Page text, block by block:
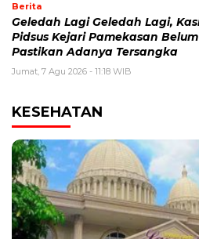
Berita
Geledah Lagi Geledah Lagi,
Pidsus Kejari Pamekasan Belum
Pastikan Adanya Tersangka
Jumat, 7 Agu 2026 - 11:18 WIB
KESEHATAN